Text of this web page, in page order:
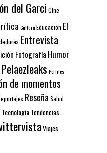
del Garci Cine
CulturaEducación El
Entrevista
Fotografía Humor
Pelaezleaks Perfiles
de momentos
Reseña Salud
Tecnología Tendencias
Viajes